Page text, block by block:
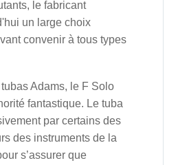
le fabricant
un large choix
convenir à tous types
Adams, le F Solo
fantastique. Le tuba
par certains des
des instruments de la
s’assurer que